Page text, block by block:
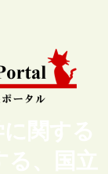
関する
る、国立